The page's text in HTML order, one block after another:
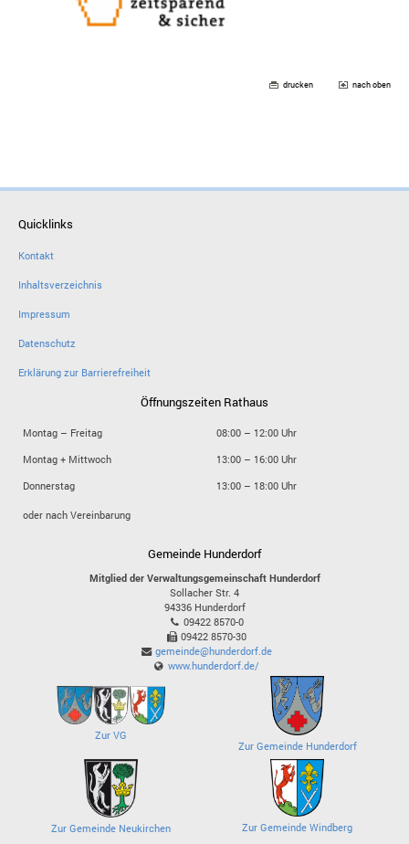
drucken nach oben
Quicklinks
Kontakt
Inhaltsverzeichnis
Impressum
Datenschutz
Erklärung zur Barrierefreiheit
Öffnungszeiten Rathaus
Montag – Freitag
08:00 – 12:00 Uhr
Montag + Mittwoch
13:00 – 16:00 Uhr
Donnerstag
13:00 – 18:00 Uhr
oder nach Vereinbarung
Gemeinde Hunderdorf
Mitglied der Verwaltungsgemeinschaft Hunderdorf
Sollacher Str. 4
94336 Hunderdorf
09422 8570-0
09422 8570-30
gemeinde@hunderdorf.de
www.hunderdorf.de/
Zur VG
Zur Gemeinde Hunderdorf
Zur Gemeinde Neukirchen Zur Gemeinde Windberg